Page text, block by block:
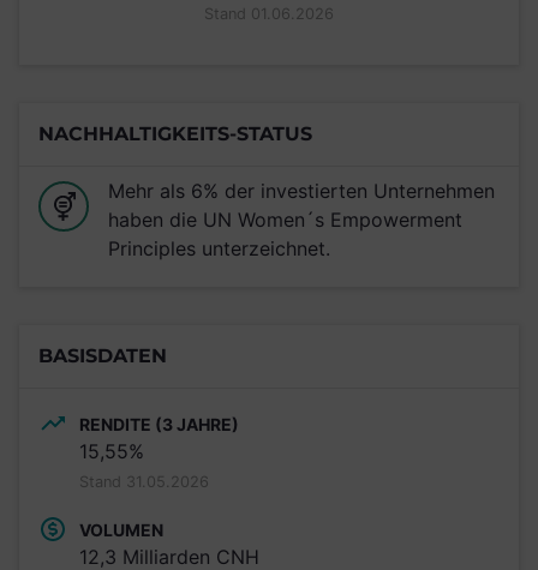
Stand 01.06.2026
NACHHALTIGKEITS-STATUS
Mehr als 6% der investierten Unternehmen
haben die UN Women´s Empowerment
Principles unterzeichnet.
BASISDATEN
RENDITE (3 JAHRE)
15,55%
Stand 31.05.2026
VOLUMEN
12,3 Milliarden CNH